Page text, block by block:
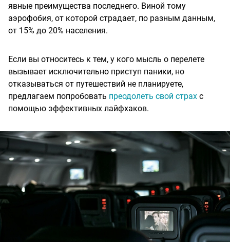
явные преимущества последнего. Виной тому
аэрофобия, от которой страдает, по разным данным,
от 15% до 20% населения.
Если вы относитесь к тем, у кого мысль о перелете
вызывает исключительно приступ паники, но
отказываться от путешествий не планируете,
предлагаем попробовать преодолеть свой страх с
помощью эффективных лайфхаков.